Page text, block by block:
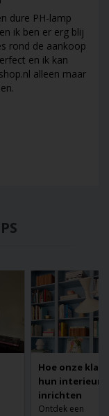
dure PH-lamp
ik ben er erg blij
rond de aankoop
en ik kan
alleen maar
Hoe onze
hun interieur
inrichten
Ontdek een